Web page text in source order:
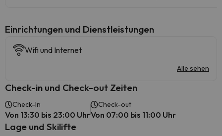
​Einrichtungen und Dienstleistungen
Wifi und Internet
Alle sehen
Check-in und Check-out Zeiten
Check-In
Von 13:30 bis 23:00 Uhr
Check-out
Von 07:00 bis 11:00 Uhr
Lage und Skilifte